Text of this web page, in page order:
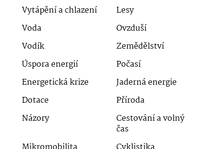
Vytápění a chlazení
Lesy
Voda
Ovzduší
Vodík
Zemědělství
Úspora energií
Počasí
Energetická krize
Jaderná energie
Dotace
Příroda
Názory
Cestování a volný
čas